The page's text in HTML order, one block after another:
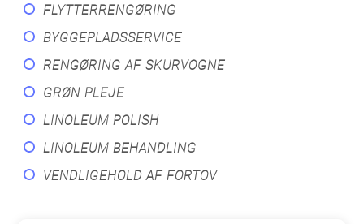
FLYTTERRENGØRING
BYGGEPLADSSERVICE
RENGØRING AF SKURVOGNE
GRØN PLEJE
LINOLEUM POLISH
LINOLEUM BEHANDLING
VENDLIGEHOLD AF FORTOV